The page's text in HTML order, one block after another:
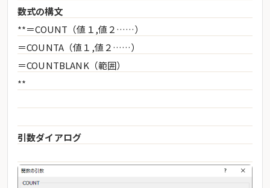
数式の構文
**＝COUNT（値１,値２……）
＝COUNTA（値１,値２……）
＝COUNTBLANK（範囲）
**
引数ダイアログ